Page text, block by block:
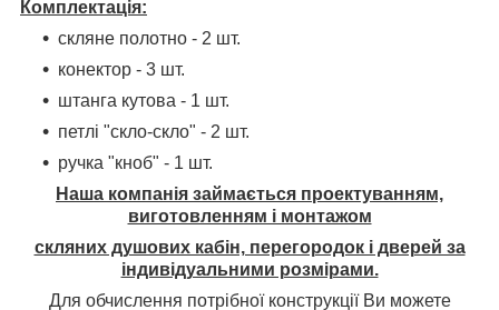
Комплектація:
скляне полотно - 2 шт.
конектор - 3 шт.
штанга кутова - 1 шт.
петлі "скло-скло" - 2 шт.
ручка "кноб" - 1 шт.
Наша компанія займається проектуванням,
виготовленням і монтажом
скляних душових кабін, перегородок і дверей за
індивідуальними розмірами.
Для обчислення потрібної конструкції Ви можете